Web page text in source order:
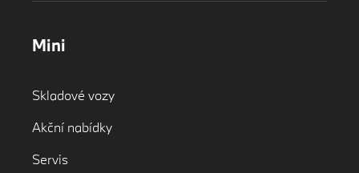
Mini
Skladové vozy
Akční nabídky
Servis